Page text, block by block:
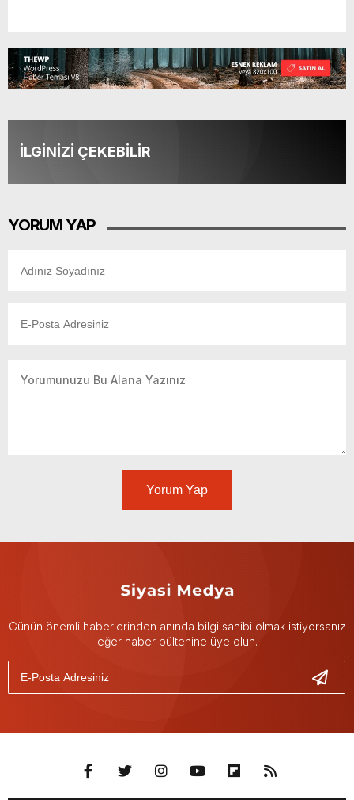
İLGİNİZİ ÇEKEBİLİR
YORUM YAP
Yorum Yap
Günün önemli haberlerinden anında bilgi sahibi olmak istiyorsanız
eğer haber bültenine üye olun.